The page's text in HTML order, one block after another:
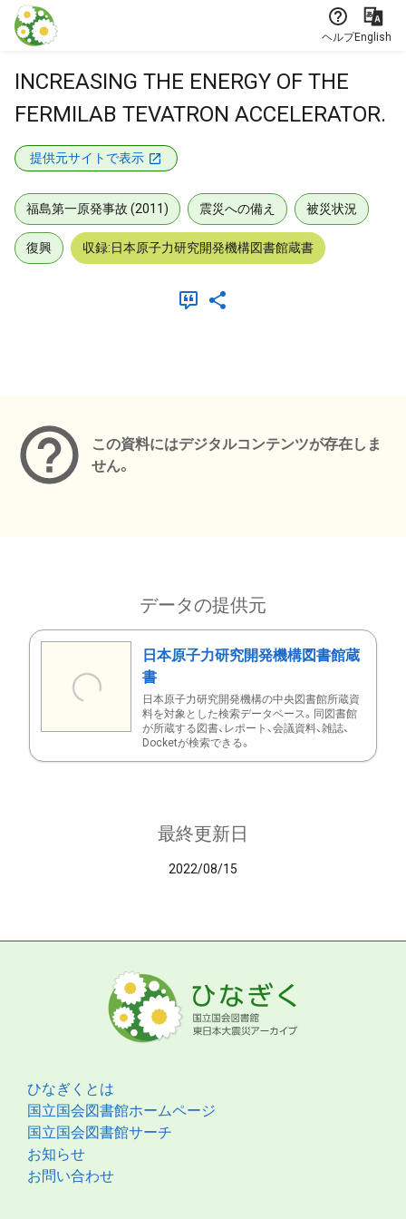
本文に飛ぶ
ヘルプEnglish
INCREASING THE ENERGY OF THE
FERMILAB TEVATRON ACCELERATOR.
提供元サイトで表示
福島第一原発事故 (2011) 震災への備え 被災状況
復興 収録:日本原子力研究開発機構図書館蔵書
この資料にはデジタルコンテンツが存在しま
せん。
データの提供元
日本原子力研究開発機構図書館蔵
書
日本原子力研究開発機構の中央図書館所蔵資
料を対象とした検索データベース。同図書館
が所蔵する図書、レポート、会議資料、雑誌、
Docketが検索できる。
最終更新日
2022/08/15
ひなぎくとは
国立国会図書館ホームページ
国立国会図書館サーチ
お知らせ
お問い合わせ